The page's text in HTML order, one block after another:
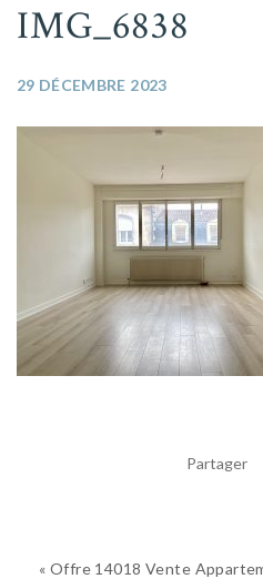
IMG_6838
29 DÉCEMBRE 2023
Partager
« Offre 14018 Vente